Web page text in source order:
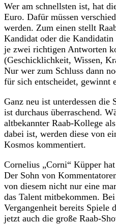
Wer am schnellsten ist, hat
Euro. Dafür müssen
werden. Zum einen stellt
Kandidat oder die Kandidatin
je zwei richtigen Antworten
(Geschicklichkeit, Wissen,
Nur wer zum Schluss dann
für sich entscheidet, gewinnt
Ganz neu ist unterdessen die
ist durchaus überraschend.
altbekannter Raab-Kollege
dabei ist, werden diese von
Kosmos kommentiert.
Cornelius „Corni“ Küpper
Der Sohn von
von diesem nicht nur eine
das Talent mitbekommen.
Vergangenheit bereits Spiele
jetzt auch die große Raab-